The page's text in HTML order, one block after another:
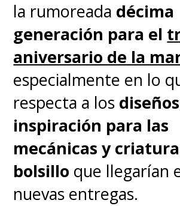
la rumoreada décima
generación para el
aniversario de la
especialmente en lo
respecta a los
inspiración para las
mecánicas y
bolsillo que llegarían
nuevas entregas.